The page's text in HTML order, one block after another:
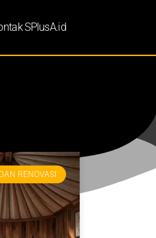
SPlusA.id
RENOVASI